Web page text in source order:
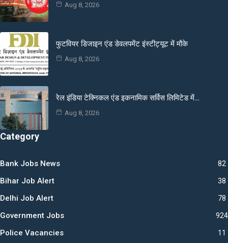
Aug 8, 2026
फुटवियर डिजाइन एंड डेवलपमेंट इंस्टीट्यूट में मौके
Aug 8, 2026
रेल इंडिया टेक्निकल एंड इकनामिक सर्विस लिमिटेड में…
Aug 8, 2026
Category
Bank Jobs News 82
Bihar Job Alert 38
Delhi Job Alert 78
Government Jobs 924
Police Vacancies 11